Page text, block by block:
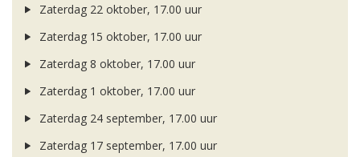
Zaterdag 22 oktober, 17.00 uur
Zaterdag 15 oktober, 17.00 uur
Zaterdag 8 oktober, 17.00 uur
Zaterdag 1 oktober, 17.00 uur
Zaterdag 24 september, 17.00 uur
Zaterdag 17 september, 17.00 uur